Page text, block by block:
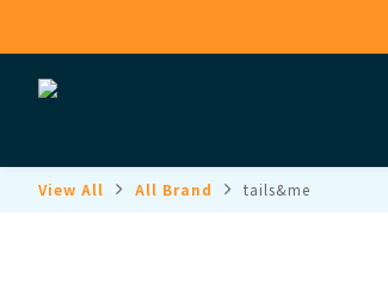
View All All Brand tails&me